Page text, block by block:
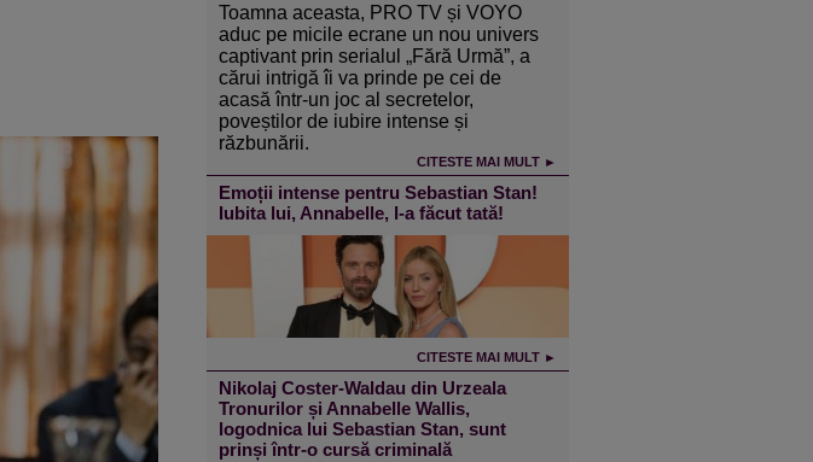
Toamna aceasta, PRO TV și VOYO
aduc pe micile ecrane un nou univers
captivant prin serialul „Fără Urmă”, a
cărui intrigă îi va prinde pe cei de
acasă într-un joc al secretelor,
poveștilor de iubire intense și
răzbunării.
CITESTE MAI MULT ►
Emoții intense pentru Sebastian Stan!
Iubita lui, Annabelle, l-a făcut tată!
CITESTE MAI MULT ►
Nikolaj Coster-Waldau din Urzeala
Tronurilor și Annabelle Wallis,
logodnica lui Sebastian Stan, sunt
prinși într-o cursă criminală